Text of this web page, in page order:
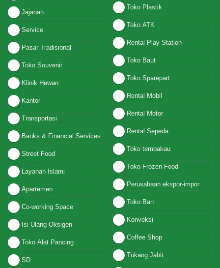
Jajanan
Service
Pasar Tradisional
Toko Souvenir
Klinik Hewan
Kantor
Transportasi
Banks & Financial Services
Street Food
Layanan Islami
Apartemen
Co-working Space
Isi Ulang Oksigen
Toko Alat Pancing
SD
Toko Plastik
Toko ATK
Rental Play Station
Toko Baut
Toko Sparepart
Rental Mobil
Rental Motor
Rental Sepeda
Toko tembakau
Toko Frozen Food
Perusahaan ekspor-impor
Toko Ban
Konveksi
Coffee Shop
Tukang Jahit